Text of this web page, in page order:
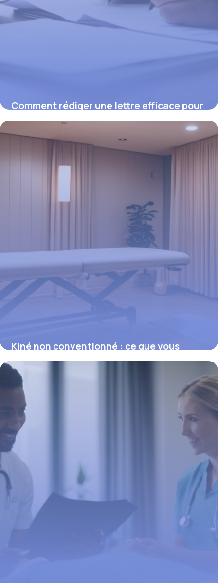
Comment rédiger une lettre efficace pour
obtenir le remboursement de votre
mutuelle
12 février 2026
Kiné non conventionné : ce que vous
devez savoir sur les actes et
remboursements
5 février 2026